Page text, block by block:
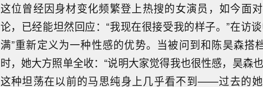
这位曾经因身材变化频繁登上热搜的女演员，如今面
论，已经能坦然回应：“我现在很接受我的样子。”在访
满”重新定义为一种性感的优势。当被问到和陈昊森搭
时，她大方照单全收：“说明大家觉得我也很性感，昊森
这种坦荡在以前的马思纯身上几乎看不到——过去的